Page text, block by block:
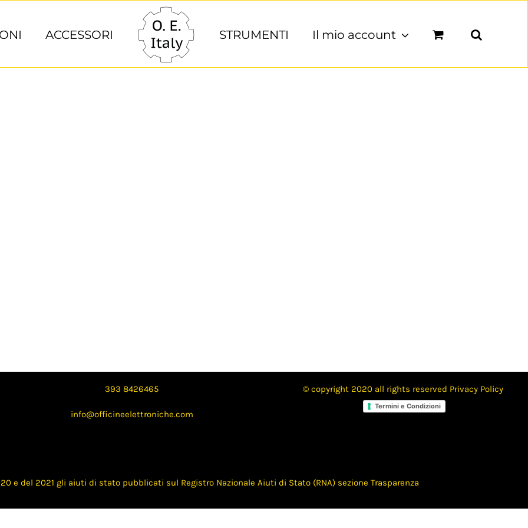
ACCESSORI STRUMENTI Il mio account
393 8426465
info@officineelettroniche.com
© copyright 2020 all rights reserved Privacy Policy
Termini e Condizioni
e del 2021 gli aiuti di stato pubblicati sul Registro Nazionale Aiuti di Stato (RNA) sezione Trasparenza